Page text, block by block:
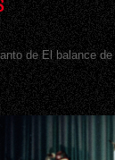
de El balance